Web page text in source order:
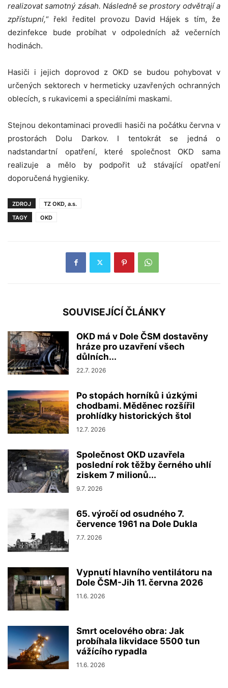
realizovat samotný zásah. Následně se prostory odvětrají a
zpřístupní,“ řekl ředitel provozu David Hájek s tím, že
dezinfekce bude probíhat v odpoledních až večerních
hodinách.
Hasiči i jejich doprovod z OKD se budou pohybovat v
určených sektorech v hermeticky uzavřených ochranných
oblecích, s rukavicemi a speciálními maskami.
Stejnou dekontaminaci provedli hasiči na počátku června v
prostorách Dolu Darkov. I tentokrát se jedná o
nadstandartní opatření, které společnost OKD sama
realizuje a mělo by podpořit už stávající opatření
doporučená hygieniky.
ZDROJ
TZ OKD, a.s.
TAGY
OKD
SOUVISEJÍCÍ ČLÁNKY
OKD má v Dole ČSM dostavěny
hráze pro uzavření všech
důlních...
22.7. 2026
Po stopách horníků i úzkými
chodbami. Měděnec rozšířil
prohlídky historických štol
12.7. 2026
Společnost OKD uzavřela
poslední rok těžby černého uhlí
ziskem 7 milionů...
9.7. 2026
65. výročí od osudného 7.
července 1961 na Dole Dukla
7.7. 2026
Vypnutí hlavního ventilátoru na
Dole ČSM-Jih 11. června 2026
11.6. 2026
Smrt ocelového obra: Jak
probíhala likvidace 5500 tun
vážícího rypadla
11.6. 2026